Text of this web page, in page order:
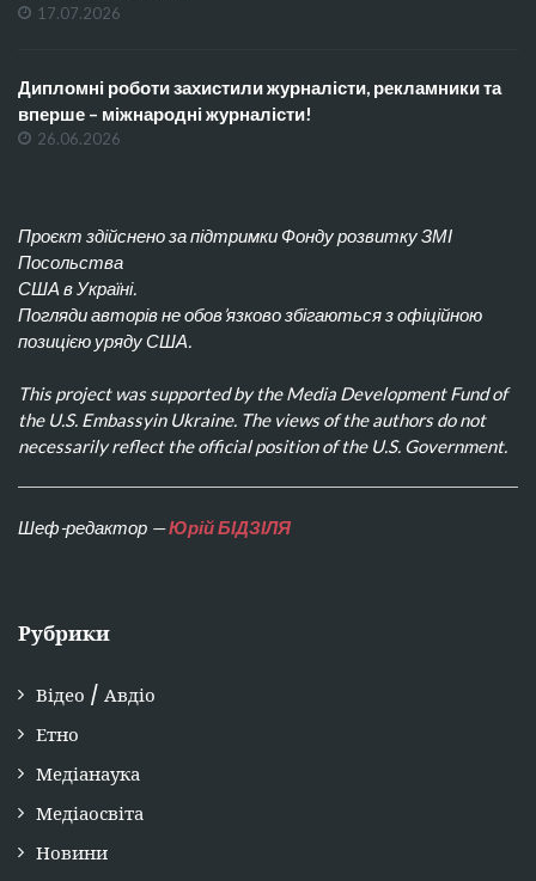
17.07.2026
Дипломні роботи захистили журналісти, рекламники та
вперше – міжнародні журналісти!
26.06.2026
Проєкт здійснено за підтримки Фонду розвитку ЗМІ
Посольства
США в Україні.
Погляди авторів не обов’язково збігаються з офіційною
позицією уряду США.
This project was supported by the Media Development Fund of
the U.S. Embassyin Ukraine. The views of the authors do not
necessarily reflect the official position of the U.S. Government.
Шеф-редактор —Юрій БІДЗІЛЯ
Рубрики
Відео / Авдіо
Етно
Медіанаука
Медіаосвіта
Новини